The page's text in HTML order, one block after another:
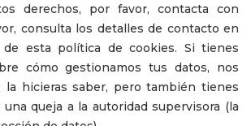
derechos, por favor, contacta con
consulta los detalles de contacto en
esta política de cookies. Si tienes
cómo gestionamos tus datos, nos
la hicieras saber, pero también tienes
queja a la autoridad supervisora (la